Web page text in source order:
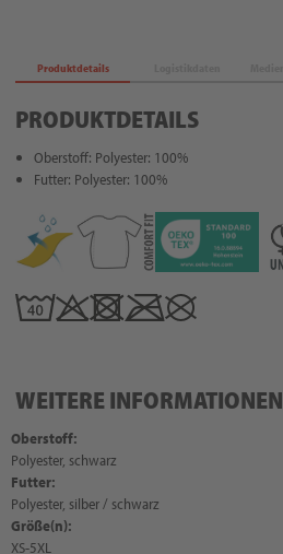
Produktdetails
PRODUKTDETAILS
Oberstoff: Polyester: 100%
Futter: Polyester: 100%
WEITERE INFORMATIONEN
Oberstoff:
Polyester, schwarz
Futter:
Polyester, silber / schwarz
Größe(n):
XS-5XL